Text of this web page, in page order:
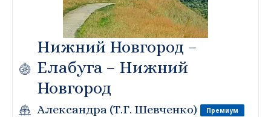
Нижний Новгород –
Елабуга – Нижний
Новгород
Александра (Т.Г. Шевченко) Премиум